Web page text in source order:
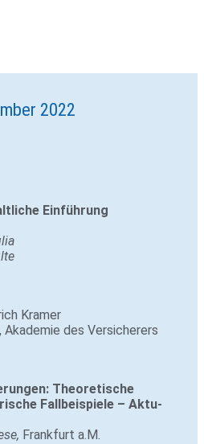
2022
Ein­füh­rung
Kramer
, Aka­demie des Ver­si­che­rers
Theo­re­ti­sche
Fall­bei­spiele – Aktu­
Frank­furt a.M.